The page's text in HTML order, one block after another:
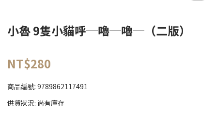
小魯 9隻小貓呼─嚕─嚕─（二版）
NT$280
商品編號: 9789862117491
供貨狀況: 尚有庫存